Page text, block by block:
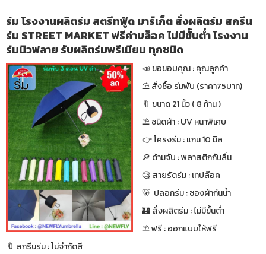
ร่ม โรงงานผลิตร่ม สตรีทฟู้ด มาร์เก็ต สั่งผลิตร่ม สกรีน
ร่ม STREET MARKET ฟรีค่าบล็อค ไม่มีขั้นต่ำ โรงงาน
ร่มนิวฟลาย รับผลิตร่มพรีเมียม ทุกชนิด
📣 ขอขอบคุณ : คุณลูกค้า
⛱ สั่งซื้อ ร่มพับ (ราคา75บาท)
🔖 ขนาด 21 นิ้ว ( 8 ก้าน )
⛱ ชนิดผ้า : UV หนาพิเศษ
👉 โครงร่ม : แกน 10 มิล
🔎 ด้ามจับ : พลาสติกกันลื่น
🧐 สายรัดร่ม : เทปล๊อค
🐻 ปลอกร่ม : ซองผ้ากันน้ำ
🏰 สั่งผลิตร่ม : ไม่มีขั้นต่ำ
⛱ ฟรี : ออกแบบให้ฟรี
🔖 สกรีนร่ม : ไม่จำกัดสี